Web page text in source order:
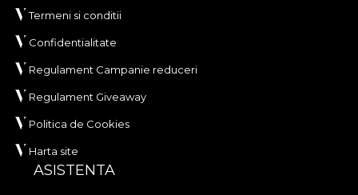
Termeni si conditii
Confidentialitate
Regulament Campanie reduceri
Regulament Giveaway
Politica de Cookies
Harta site
ASISTENTA